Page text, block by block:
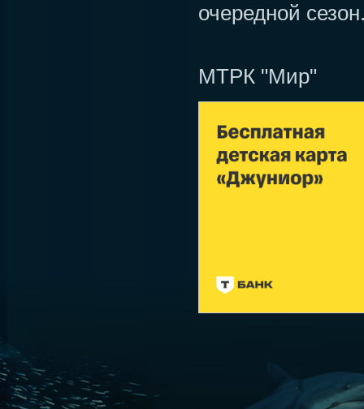
очередной
МТРК "Мир"